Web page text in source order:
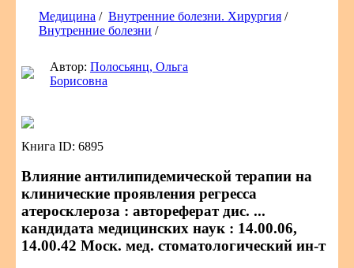
Медицина / Внутренние болезни. Хирургия /
Внутренние болезни /
Автор: Полосьянц, Ольга
Борисовна
Книга ID: 6895
Влияние антилипидемической терапии на
клинические проявления регресса
атеросклероза : автореферат дис. ...
кандидата медицинских наук : 14.00.06,
14.00.42 Моск. мед. стоматологический ин-т